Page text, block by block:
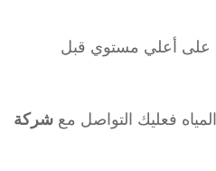
على أعلي مستوي قبل
فعليك التواصل مع شركة